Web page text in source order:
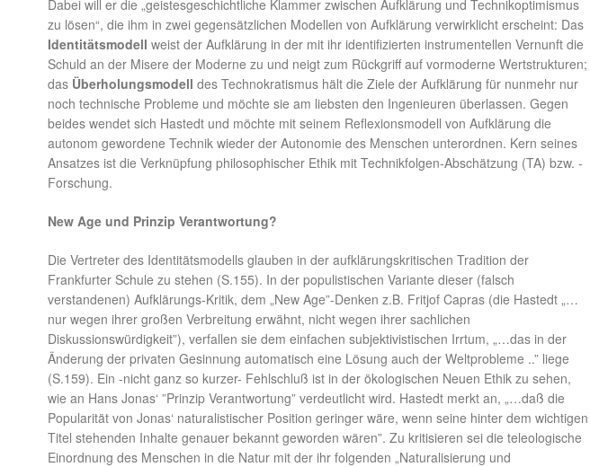
Dabei will er die „geistesgeschichtliche Klammer zwischen Aufklärung und Technikoptimismus
zu lösen“, die ihm in zwei gegensätzlichen Modellen von Aufklärung verwirklicht erscheint: Das
Identitätsmodell weist der Aufklärung in der mit ihr identifizierten instrumentellen Vernunft die
Schuld an der Misere der Moderne zu und neigt zum Rückgriff auf vormoderne Wertstrukturen;
das Überholungsmodell des Technokratismus hält die Ziele der Aufklärung für nunmehr nur
noch technische Probleme und möchte sie am liebsten den Ingenieuren überlassen. Gegen
beides wendet sich Hastedt und möchte mit seinem Reflexionsmodell von Aufklärung die
autonom gewordene Technik wieder der Autonomie des Menschen unterordnen. Kern seines
Ansatzes ist die Verknüpfung philosophischer Ethik mit Technikfolgen-Abschätzung (TA) bzw. -
Forschung.
New Age und Prinzip Verantwortung?
Die Vertreter des Identitätsmodells glauben in der aufklärungskritischen Tradition der
Frankfurter Schule zu stehen (S.155). In der populistischen Variante dieser (falsch
verstandenen) Aufklärungs-Kritik, dem „New Age”-Denken z.B. Fritjof Capras (die Hastedt „…
nur wegen ihrer großen Verbreitung erwähnt, nicht wegen ihrer sachlichen
Diskussionswürdigkeit”), verfallen sie dem einfachen subjektivistischen Irrtum, „…das in der
Änderung der privaten Gesinnung automatisch eine Lösung auch der Weltprobleme ..” liege
(S.159). Ein -nicht ganz so kurzer- Fehlschluß ist in der ökologischen Neuen Ethik zu sehen,
wie an Hans Jonas‘ ”Prinzip Verantwortung” verdeutlicht wird. Hastedt merkt an, „…daß die
Popularität von Jonas‘ naturalistischer Position geringer wäre, wenn seine hinter dem wichtigen
Titel stehenden Inhalte genauer bekannt geworden wären”. Zu kritisieren sei die teleologische
Einordnung des Menschen in die Natur mit der ihr folgenden „Naturalisierung und